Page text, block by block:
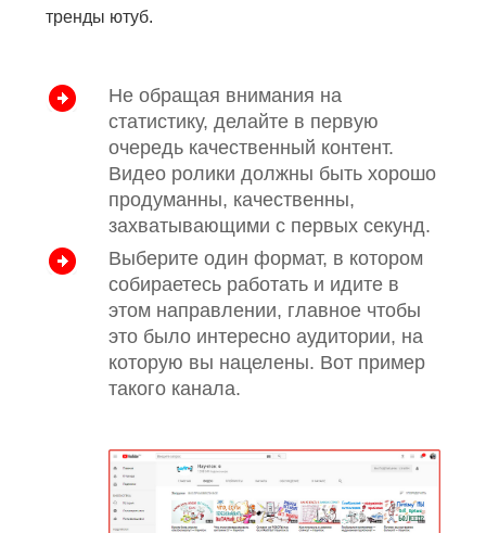
тренды ютуб.
Не обращая внимания на
статистику, делайте в первую
очередь качественный контент.
Видео ролики должны быть хорошо
продуманны, качественны,
захватывающими с первых секунд.
Выберите один формат, в котором
собираетесь работать и идите в
этом направлении, главное чтобы
это было интересно аудитории, на
которую вы нацелены. Вот пример
такого канала.